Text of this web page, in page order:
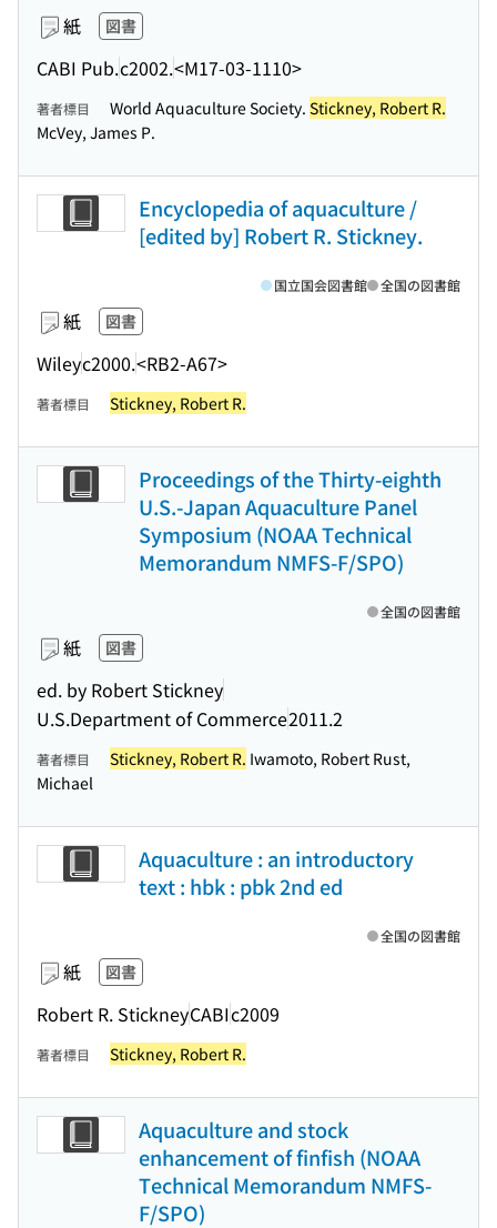
紙 図書
CABI Pub.c2002.<M17-03-1110>
著者標目 World Aquaculture Society. Stickney, Robert R.
McVey, James P.
Encyclopedia of aquaculture /
[edited by] Robert R. Stickney.
紙 図書
Wileyc2000.<RB2-A67>
国立国会図書館 全国の図書館
著者標目 Stickney, Robert R.
Proceedings of the Thirty-eighth
U.S.-Japan Aquaculture Panel
Symposium (NOAA Technical
Memorandum NMFS-F/SPO)
紙 図書
ed. by Robert Stickney
U.S.Department of Commerce2011.2
全国の図書館
著者標目 Stickney, Robert R. Iwamoto, Robert Rust,
Michael
Aquaculture : an introductory
text : hbk : pbk 2nd ed
紙 図書
Robert R. StickneyCABIc2009
全国の図書館
著者標目 Stickney, Robert R.
Aquaculture and stock
enhancement of finfish (NOAA
Technical Memorandum NMFS-
F/SPO)